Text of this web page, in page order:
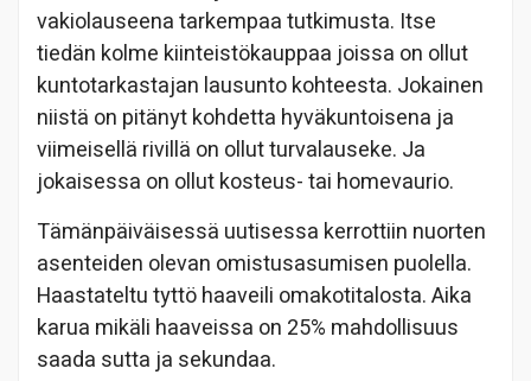
vakiolauseena tarkempaa tutkimusta. Itse
tiedän kolme kiinteistökauppaa joissa on ollut
kuntotarkastajan lausunto kohteesta. Jokainen
niistä on pitänyt kohdetta hyväkuntoisena ja
viimeisellä rivillä on ollut turvalauseke. Ja
jokaisessa on ollut kosteus- tai homevaurio.
Tämänpäiväisessä uutisessa kerrottiin nuorten
asenteiden olevan omistusasumisen puolella.
Haastateltu tyttö haaveili omakotitalosta. Aika
karua mikäli haaveissa on 25% mahdollisuus
saada sutta ja sekundaa.